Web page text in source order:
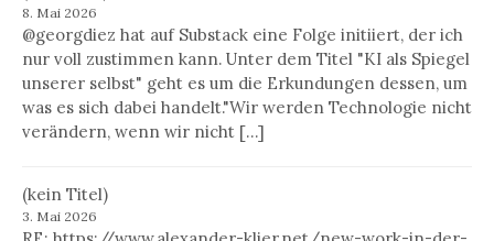
8. Mai 2026
@georgdiez hat auf Substack eine Folge initiiert, der ich
nur voll zustimmen kann. Unter dem Titel "KI als Spiegel
unserer selbst" geht es um die Erkundungen dessen, um
was es sich dabei handelt."Wir werden Technologie nicht
verändern, wenn wir nicht […]
(kein Titel)
3. Mai 2026